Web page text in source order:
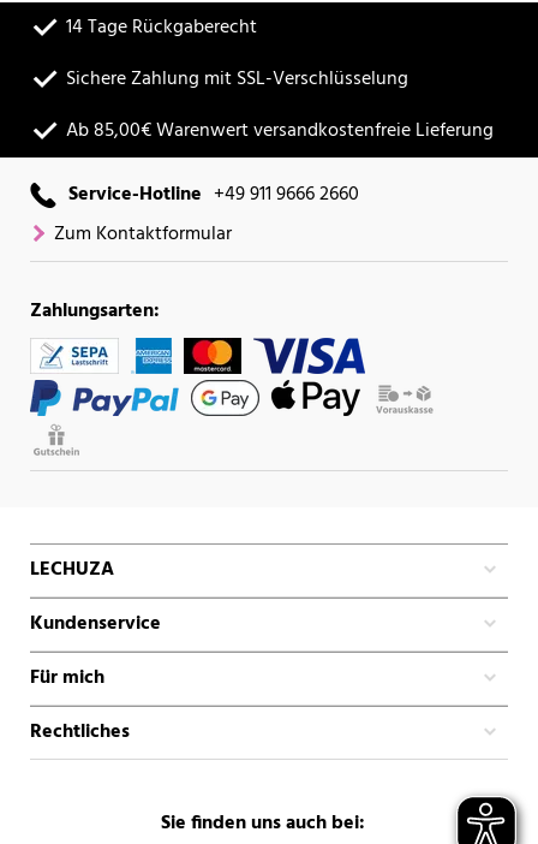
14 Tage Rückgaberecht
Sichere Zahlung mit SSL-Verschlüsselung
Ab 85,00€ Warenwert versandkostenfreie Lieferung
Service-Hotline +49 911 9666 2660
Zum Kontaktformular
Zahlungsarten:
LECHUZA
Kundenservice
Für mich
Rechtliches
Sie finden uns auch bei: